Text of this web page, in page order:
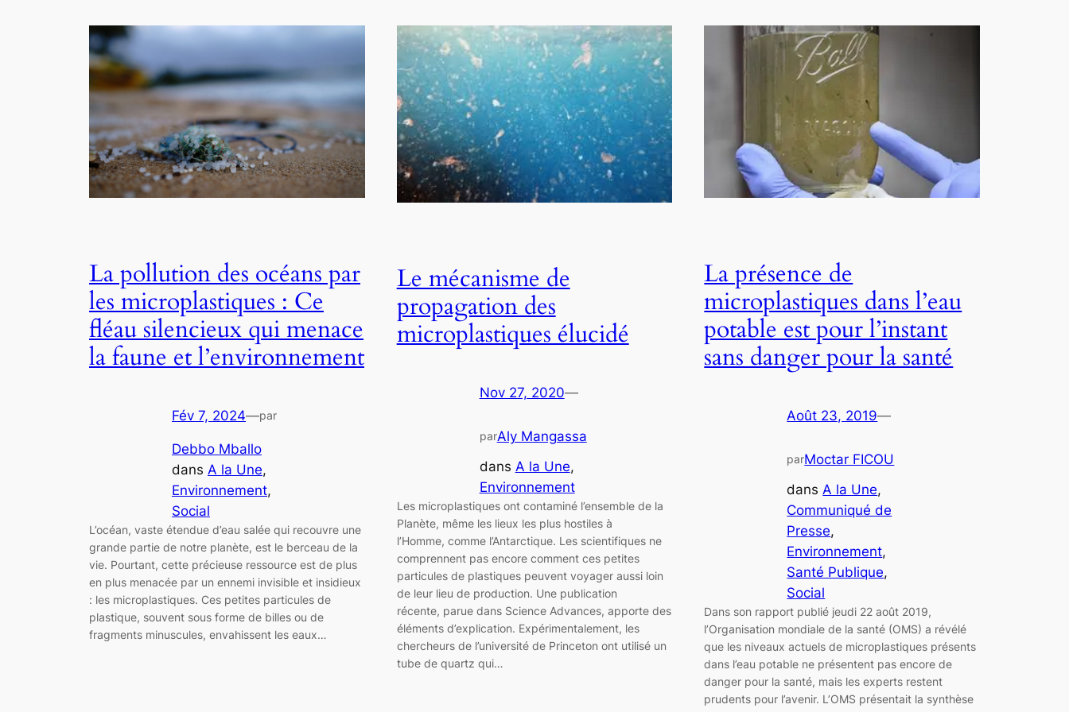
La pollution des océans par
les microplastiques : Ce
fléau silencieux qui menace
la faune et l’environnement
Fév 7, 2024—par
Debbo Mballo
dans A la Une
Environnement
Social
L’océan, vaste étendue d’eau salée qui recouvre une
grande partie de notre planète, est le berceau de la
vie. Pourtant, cette précieuse ressource est de plus
en plus menacée par un ennemi invisible et insidieux
: les microplastiques. Ces petites particules de
plastique, souvent sous forme de billes ou de
fragments minuscules, envahissent les eaux…
Le mécanisme de
propagation des
microplastiques élucidé
Nov 27, 2020—
parAly Mangassa
dans A la Une
Environnement
Les microplastiques ont contaminé l’ensemble de la
Planète, même les lieux les plus hostiles à
l’Homme, comme l’Antarctique. Les scientifiques ne
comprennent pas encore comment ces petites
particules de plastiques peuvent voyager aussi loin
de leur lieu de production. Une publication
récente, parue dans Science Advances, apporte des
éléments d’explication. Expérimentalement, les
chercheurs de l’université de Princeton ont utilisé un
tube de quartz qui…
La présence de
microplastiques dans l’eau
potable est pour l’instant
sans danger pour la santé
Août 23, 2019—
parMoctar FICOU
dansA la Une
Communiqué de
Presse
Environnement
Santé Publique
Social
Dans son rapport publié jeudi 22 août 2019,
l’Organisation mondiale de la santé (OMS) a révélé
que les niveaux actuels de microplastiques présents
dans l’eau potable ne présentent pas encore de
danger pour la santé, mais les experts restent
prudents pour l’avenir. L’OMS présentait la synthèse